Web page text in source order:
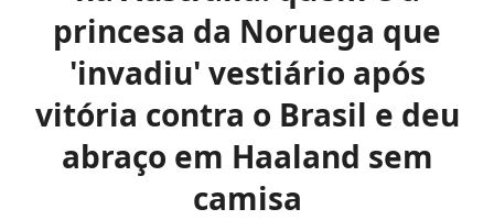
princesa da Noruega que
'invadiu' vestiário após
vitória contra o Brasil e deu
abraço em Haaland sem
camisa